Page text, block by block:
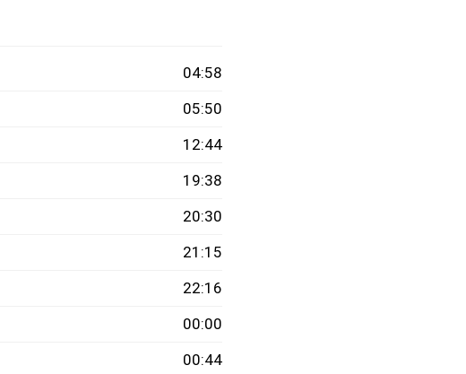
04:58
05:50
12:44
19:38
20:30
21:15
22:16
00:00
00:44